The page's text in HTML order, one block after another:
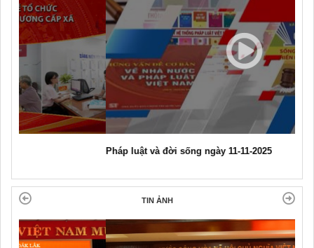
Pháp luật và đời sống ngày 11-11-2025
TIN ẢNH